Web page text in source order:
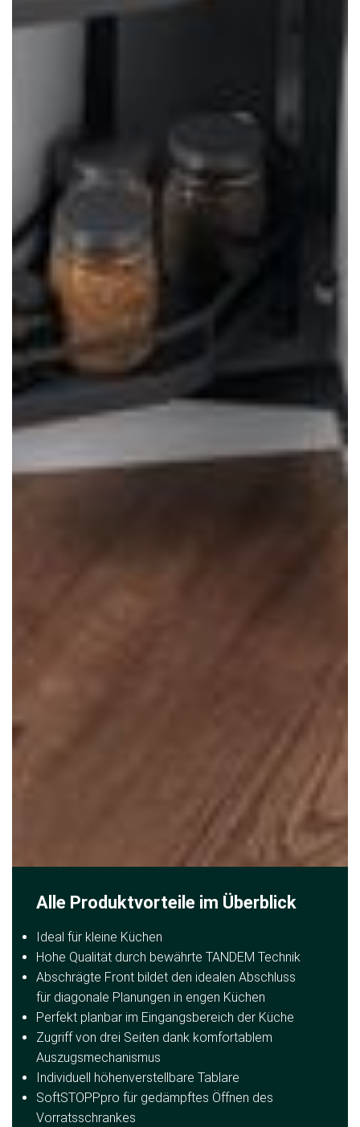
Alle Produktvorteile im Überblick
Ideal für kleine Küchen
Hohe Qualität durch bewährte TANDEM Technik
Abschrägte Front bildet den idealen Abschluss
für diagonale Planungen in engen Küchen
Perfekt planbar im Eingangsbereich der Küche
Zugriff von drei Seiten dank komfortablem
Auszugsmechanismus
Individuell höhenverstellbare Tablare
SoftSTOPPpro für gedämpftes Öffnen des
Vorratsschrankes